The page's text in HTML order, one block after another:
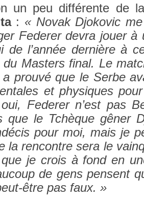
un peu différente de
: « Novak Djokovic
Feder­er devra jouer
de l’année dernière à
du Mast­ers final. Le
a prouvé que le Serbe
et physiques
Feder­er n’est pas
que le Tchèque gêner
pour moi, mais je
la re­ncontre sera le
je crois à fond en
de gens pen­sent
être pas faux. »